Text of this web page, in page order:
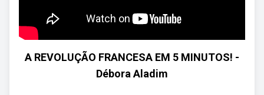
A REVOLUÇÃO FRANCESA EM 5 MINUTOS! -
Débora Aladim